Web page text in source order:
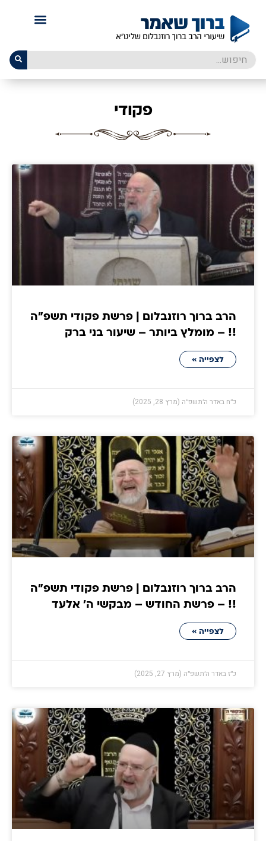
פקודי
הרב ברוך רוזנבלום | פרשת פקודי תשפ״ה
!! – מומלץ ביותר – שיעור בני ברק
לצפייה »
כ״ח באדר ה׳תשפ״ה (מרץ 28, 2025)
הרב ברוך רוזנבלום | פרשת פקודי תשפ״ה
!! – פרשת החודש – מבקשי ה' אלעד
לצפייה »
כ״ז באדר ה׳תשפ״ה (מרץ 27, 2025)